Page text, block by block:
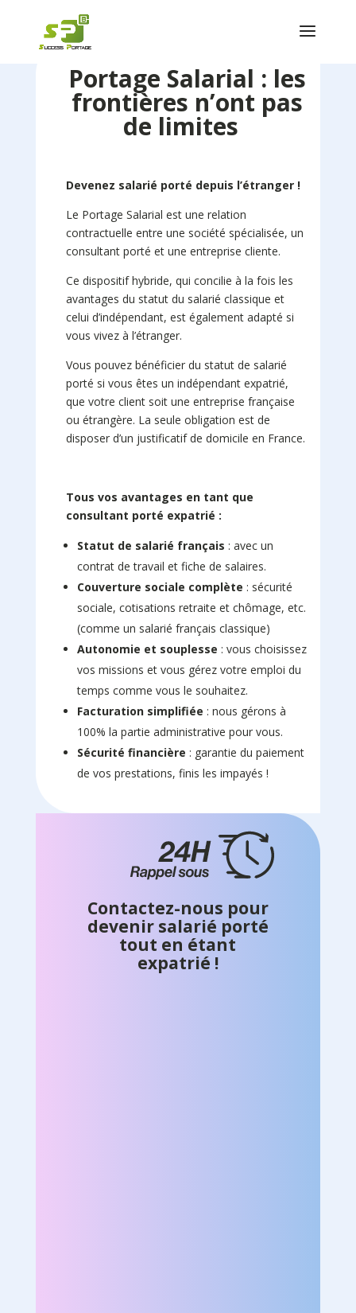
Portage Salarial : les
frontières n’ont pas
de limites
Devenez salarié porté depuis l’étranger !
Le Portage Salarial est une relation
contractuelle entre une société spécialisée, un
consultant porté et une entreprise cliente.
Ce dispositif hybride, qui concilie à la fois les
avantages du statut du salarié classique et
celui d’indépendant, est également adapté si
vous vivez à l’étranger.
Vous pouvez bénéficier du statut de salarié
porté si vous êtes un indépendant expatrié,
que votre client soit une entreprise française
ou étrangère. La seule obligation est de
disposer d’un justificatif de domicile en France.
Tous vos avantages en tant que
consultant porté expatrié :
Statut de salarié français : avec un
contrat de travail et fiche de salaires.
Couverture sociale complète : sécurité
sociale, cotisations retraite et chômage, etc.
(comme un salarié français classique)
Autonomie et souplesse : vous choisissez
vos missions et vous gérez votre emploi du
temps comme vous le souhaitez.
Facturation simplifiée : nous gérons à
100% la partie administrative pour vous.
Sécurité financière : garantie du paiement
de vos prestations, finis les impayés !
Contactez-nous pour
devenir salarié porté
tout en étant
expatrié !